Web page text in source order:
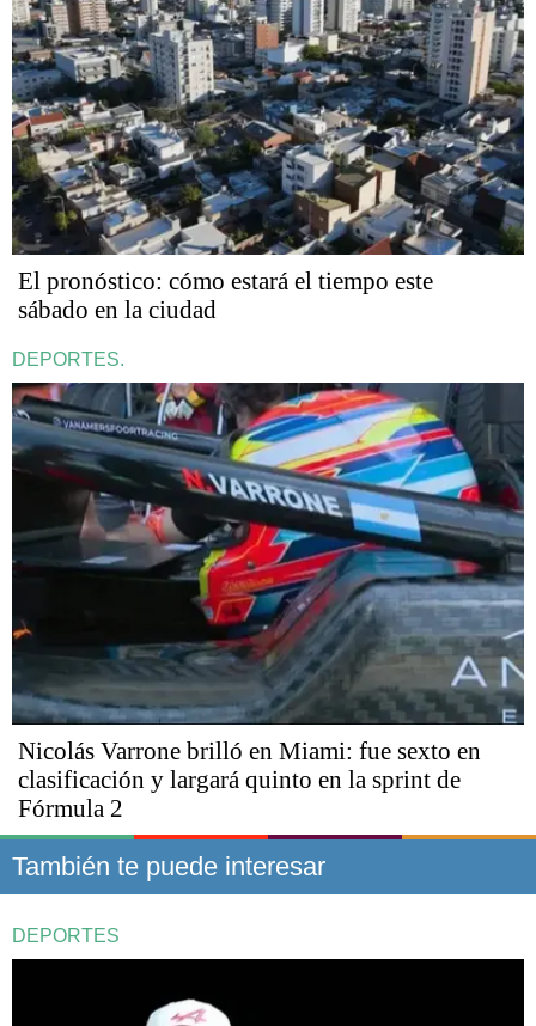
El pronóstico: cómo estará el tiempo este
sábado en la ciudad
DEPORTES.
Nicolás Varrone brilló en Miami: fue sexto en
clasificación y largará quinto en la sprint de
Fórmula 2
También te puede interesar
DEPORTES